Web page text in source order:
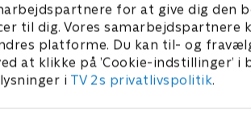
for at give dig den
til dig. Vores samarbejdspartnere
platforme. Du kan til- og
at klikke på ’Cookie-indstillinger’ i
i TV 2s privatlivspolitik.
for
op på
Lasse
podcasts, eller går hun til
Holdkaptajnerne Gitte
Henrik Byager sidder klar
danskernes skabe og tager
med dagens gæster